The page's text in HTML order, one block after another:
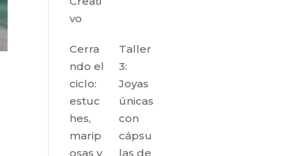
vo
Cerra
ndo el
ciclo:
estuc
hes,
marip
osas y
Taller
3:
Joyas
únicas
con
cápsu
las de